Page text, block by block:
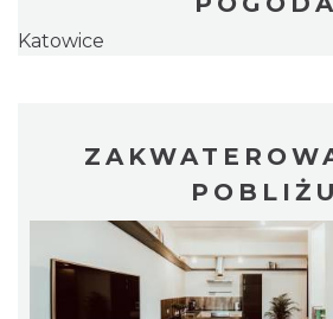
Katowice
POBLIŻU